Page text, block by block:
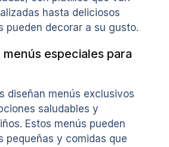
hasta deliciosos
pueden decorar a su gusto.
especiales para
diseñan menús exclusivos
saludables y
Estos menús pueden
pequeñas y comidas que